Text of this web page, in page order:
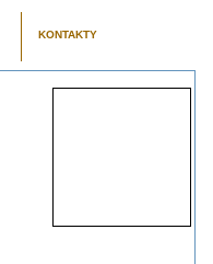
KONTAKTY